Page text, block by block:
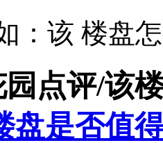
：该 楼盘
点评/该
盘是否值